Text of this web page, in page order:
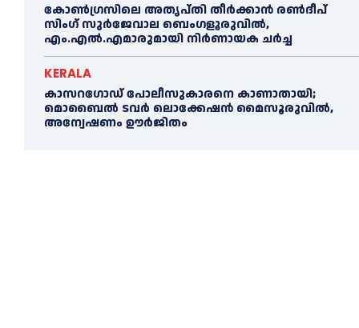
കോൺഗ്രസിലെ അതൃപ്തി തീർക്കാൻ രൺദീപ്
സിംഗ് സുര്‍ജേവാല ബെംഗളൂരുവിൽ,
എം.എൽ.എമാരുമായി നിർണായക ചർച്ച
KERALA
കാസറഗോഡ്‌ പോലീസുകാരനെ കാണാതായി;
മൊബൈൽ ടവർ ലൊക്കേഷൻ മൈസൂരുവിൽ,
അന്വേഷണം ഊർജിതം